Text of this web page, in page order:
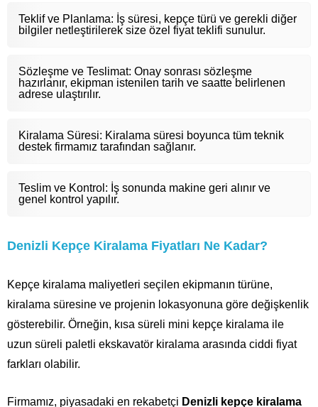
Teklif ve Planlama: İş süresi, kepçe türü ve gerekli diğer
bilgiler netleştirilerek size özel fiyat teklifi sunulur.
Sözleşme ve Teslimat: Onay sonrası sözleşme
hazırlanır, ekipman istenilen tarih ve saatte belirlenen
adrese ulaştırılır.
Kiralama Süresi: Kiralama süresi boyunca tüm teknik
destek firmamız tarafından sağlanır.
Teslim ve Kontrol: İş sonunda makine geri alınır ve
genel kontrol yapılır.
Denizli Kepçe Kiralama Fiyatları Ne Kadar?
Kepçe kiralama maliyetleri seçilen ekipmanın türüne,
kiralama süresine ve projenin lokasyonuna göre değişkenlik
gösterebilir. Örneğin, kısa süreli mini kepçe kiralama ile
uzun süreli paletli ekskavatör kiralama arasında ciddi fiyat
farkları olabilir.
Firmamız, piyasadaki en rekabetçi Denizli kepçe kiralama